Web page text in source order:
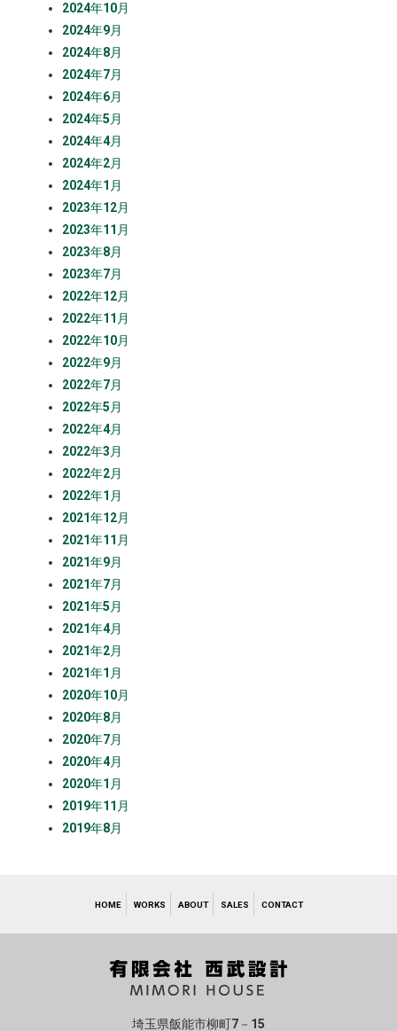
2024年10月
2024年9月
2024年8月
2024年7月
2024年6月
2024年5月
2024年4月
2024年2月
2024年1月
2023年12月
2023年11月
2023年8月
2023年7月
2022年12月
2022年11月
2022年10月
2022年9月
2022年7月
2022年5月
2022年4月
2022年3月
2022年2月
2022年1月
2021年12月
2021年11月
2021年9月
2021年7月
2021年5月
2021年4月
2021年2月
2021年1月
2020年10月
2020年8月
2020年7月
2020年4月
2020年1月
2019年11月
2019年8月
HOME WORKS ABOUT SALES CONTACT
埼玉県飯能市柳町7－15